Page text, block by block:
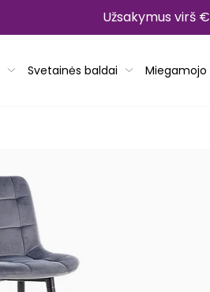
Užsakymus virš
Svetainės baldai Miegamojo